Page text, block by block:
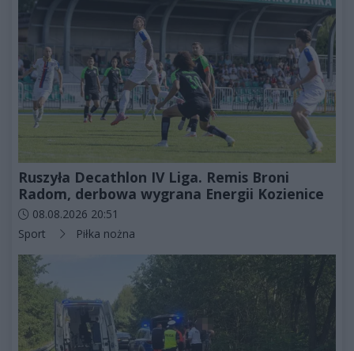
Ruszyła Decathlon IV Liga. Remis Broni
Radom, derbowa wygrana Energii Kozienice
Data dodania artykułu:
08.08.2026 20:51
Kategorie artykułu:
Sport Piłka nożna